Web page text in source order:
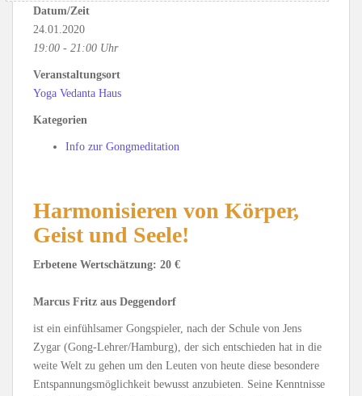
Datum/Zeit
24.01.2020
19:00 - 21:00 Uhr
Veranstaltungsort
Yoga Vedanta Haus
Kategorien
Info zur Gongmeditation
Harmonisieren von Körper,
Geist und Seele!
Erbetene Wertschätzung: 20 €
Marcus Fritz aus Deggendorf
ist ein einfühlsamer Gongspieler, nach der Schule von Jens
Zygar (Gong-Lehrer/Hamburg), der sich entschieden hat in die
weite Welt zu gehen um den Leuten von heute diese besondere
Entspannungsmöglichkeit bewusst anzubieten. Seine Kenntnisse